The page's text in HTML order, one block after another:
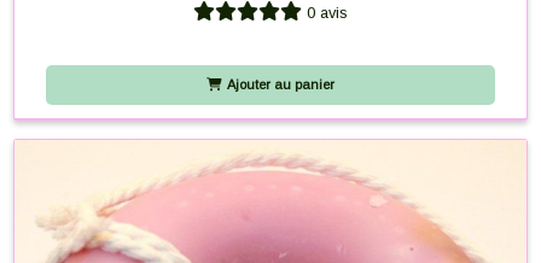
0 avis
Ajouter au panier